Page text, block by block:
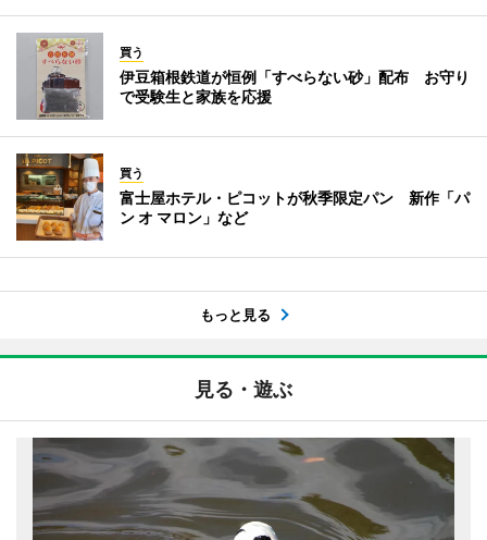
買う
伊豆箱根鉄道が恒例「すべらない砂」配布 お守り
で受験生と家族を応援
買う
富士屋ホテル・ピコットが秋季限定パン 新作「パ
ン オ マロン」など
もっと見る
見る・遊ぶ